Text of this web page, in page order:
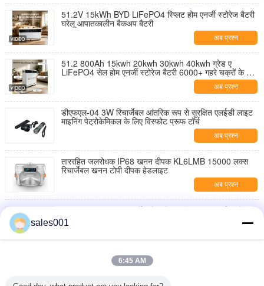
51.2V 15kWh BYD LiFePO4 स्प्लिट होम एनर्जी स्टोरेज बैटरी
घरेलू आपातकालीन बैकअप बैटरी
अब प्रश्न
51.2 800Ah 15kwh 20kwh 30kwh 40kwh ग्रेड ए
LiFePO4 सेल होम एनर्जी स्टोरेज बैटरी 6000+ गहरे चक्रों के साथ
अब प्रश्न
डीएफएल-04 3W रिचार्जेबल आंतरिक रूप से सुरक्षित एलईडी लाइट
माइनिंग पेट्रोकेमिकल के लिए विस्फोट प्रूफ टॉर्च
अब प्रश्न
ताररहित जलरोधक IP68 खनन दीपक KL6LMB 15000 लक्स
रिचार्जेबल खनन टोपी दीपक हेडलाइट
अब प्रश्न
KL5LM 20000Lux कॉर्डेड कैप लैंप माइनिंग टाइप एलईडी लैंप
अंडरग्राउंड माइनर लाइट
7000 लक्स रिचार्जेबल माइनिंग हेडलाइट बुलेटप्रूफ पीसी हाउसिंग
और चार्जर के साथ
sales001
6:45 AM